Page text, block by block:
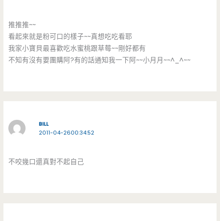
推推推~~
看起來就是粉可口的樣子~~真想吃吃看耶
我家小寶貝最喜歡吃水蜜桃跟草莓~~剛好都有
不知有沒有要團購阿?有的話通知我一下阿~~小月月~~^_^~~
BILL
2011-04-2600:34:52
不咬幾口還真對不起自己